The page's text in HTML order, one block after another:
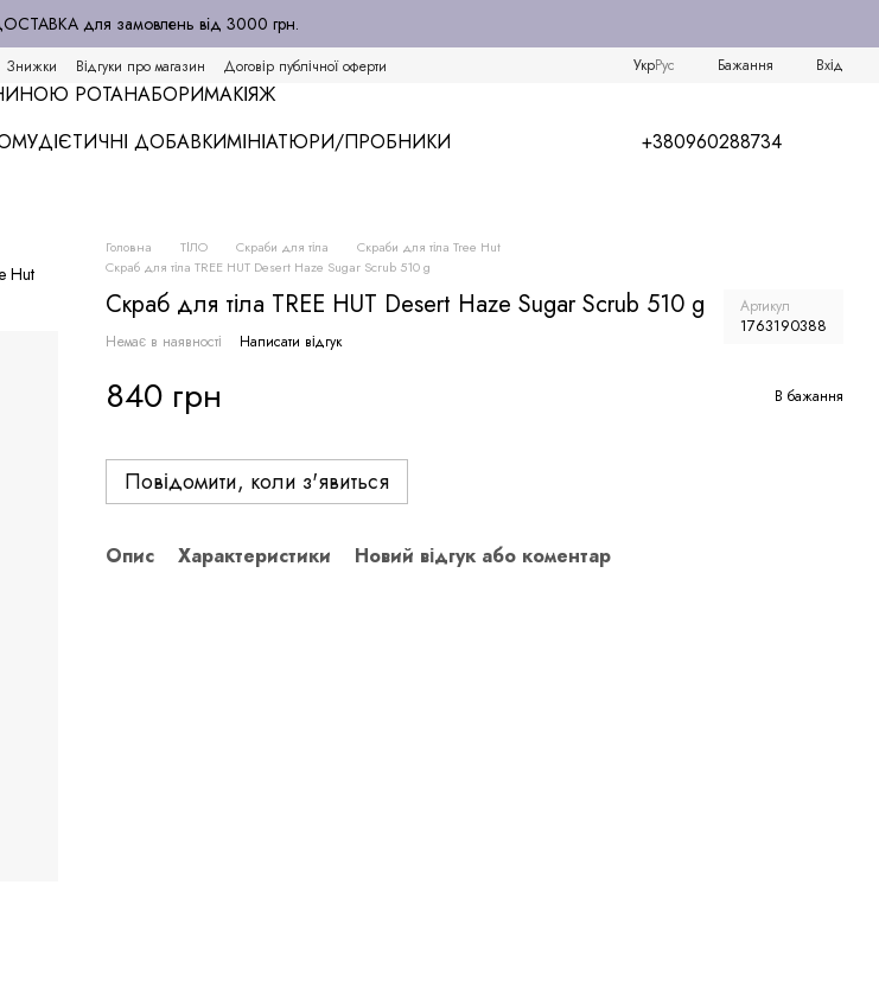
для замовлень від 3000 грн.
Знижки Відгуки про магазин Договір публічної оферти УкрРус Бажання Вхід
РОТАНАБОРИМАКІЯЖ
ДІЄТИЧНІ ДОБАВКИМІНІАТЮРИ/ПРОБНИКИ
+380960288734
Головна ТІЛО Скраби для тіла
Скраби для тіла Tree Hut
Скраб для тіла TREE HUT Desert Haze Sugar Scrub 510 g
Скраб для тіла TREE HUT Desert Haze Sugar Scrub 510 g Артикул
1763190388
Немає в наявності Написати відгук
840 грн В бажання
Повідомити, коли з'явиться
Опис Характеристики Новий відгук або коментар